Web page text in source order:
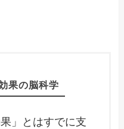
果の脳科学
」とはすでに支